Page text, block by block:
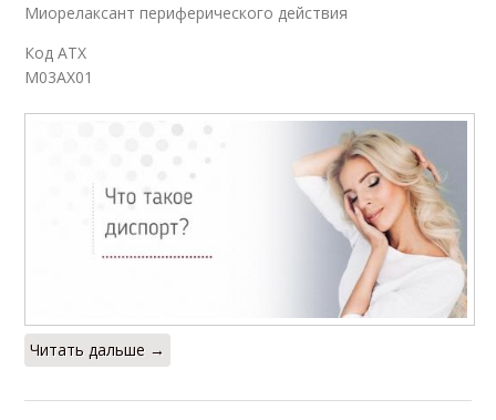
Миорелаксант периферического действия
Код АТХ
M03AX01
Читать дальше →